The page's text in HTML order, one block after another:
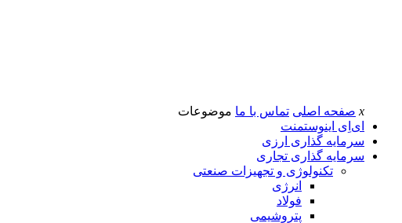
x صفحه اصلی تماس با ما موضوعات
ای‌اِی اینوستمنت
سرمایه گذاری ارزی
سرمایه گذاری تجاری
تکنولوژی و تجهیزات صنعتی
انرژی
فولاد
پتروشیمی